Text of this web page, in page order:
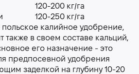
120-200 кг/га
120-250 кг/га
польское калийное удобрение,
также в своем составе кальций,
его назначение - это
предпосевной удобрения
заделкой на глубину 10-20